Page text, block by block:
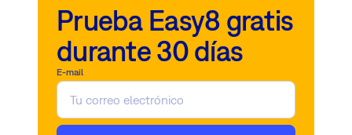
Prueba Easy8 gratis
durante 30 días
E-mail